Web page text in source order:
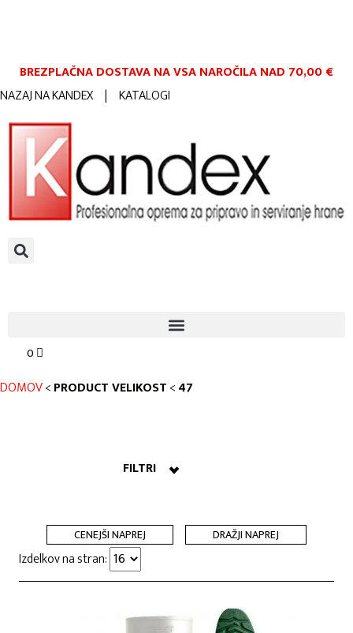
BREZPLAČNA DOSTAVA NA VSA NAROČILANAD 70,00 €
NAZAJ NA KANDEX | KATALOGI
0
DOMOV<PRODUCT VELIKOST<47
FILTRI
CENEJŠI NAPREJ DRAŽJI NAPREJ
Izdelkov na stran: